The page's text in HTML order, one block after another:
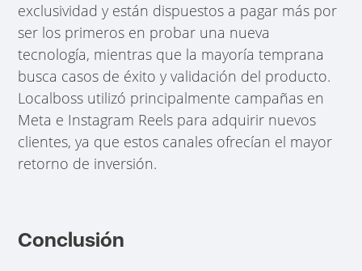
exclusividad y están dispuestos a pagar más por
ser los primeros en probar una nueva
tecnología, mientras que la mayoría temprana
busca casos de éxito y validación del producto.
Localboss utilizó principalmente campañas en
Meta e Instagram Reels para adquirir nuevos
clientes, ya que estos canales ofrecían el mayor
retorno de inversión.
Conclusión